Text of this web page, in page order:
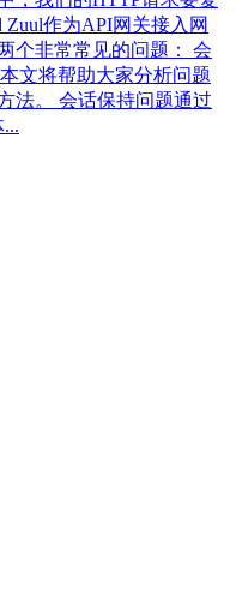
Zuul作为API网关接入网
个非常常见的问题： 会
文将帮助大家分析问题
法。 会话保持问题通过